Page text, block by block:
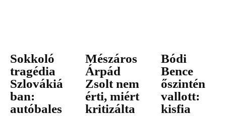
Sokkoló
tragédia
Szlovákiá
ban:
autóbales
Mészáros
Árpád
Zsolt nem
érti, miért
kritizálta
Bódi
Bence
őszintén
vallott:
kisfia